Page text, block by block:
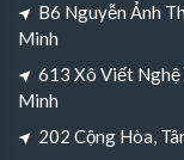
B6 Nguyễn Ảnh
Minh
613 Xô Viết Nghệ
Minh
202 Cộng Hòa,